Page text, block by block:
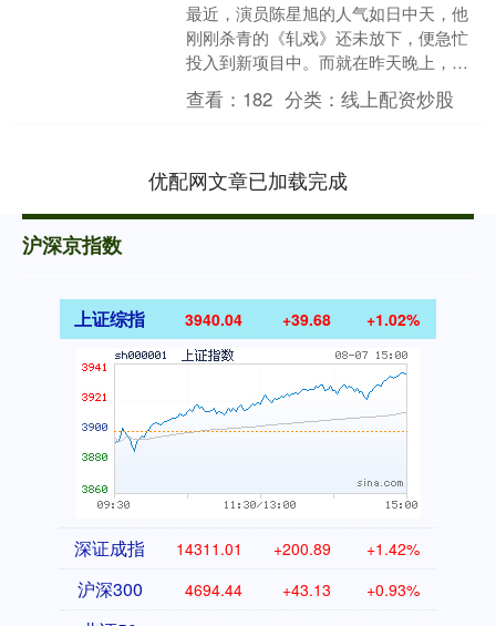
最近，演员陈星旭的人气如日中天，他
刚刚杀青的《轧戏》还未放下，便急忙
投入到新项目中。而就在昨天晚上，网
友王汉瑜在社交平台上分享了一段陈星
旭参加时尚活动的视频。说....
查看： 182 分类：线上配资炒股
优配网文章已加载完成
沪深京指数
上证综指 3940.04 +39.68 +1.02%
深证成指 14311.01 +200.89 +1.42%
沪深300 4694.44 +43.13 +0.93%